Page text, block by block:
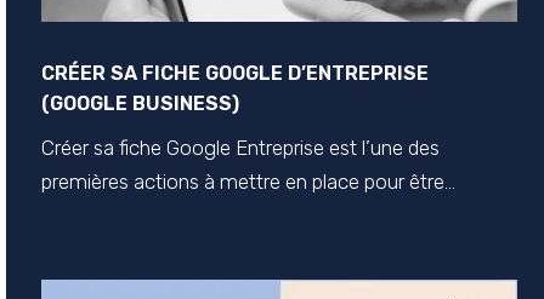
CRÉER SA FICHE GOOGLE D’ENTREPRISE
(GOOGLE BUSINESS)
Créer sa fiche Google Entreprise est l’une des
premières actions à mettre en place pour être...